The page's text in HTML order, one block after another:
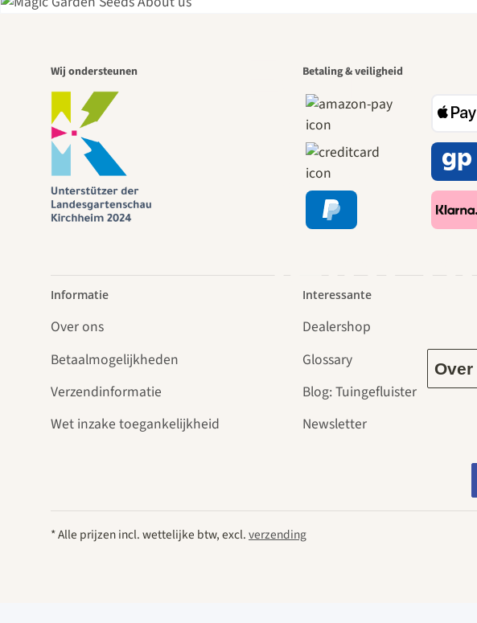
Een
leidt
Wij ondersteunen Betaling & veiligheid
Informatie
Over ons
Betaalmogelijkheden
Verzendinformatie
Wet inzake toegankelijkheid
Interessante
Dealershop
Glossary
Blog: Tuingefluister
Newsletter
* Alle prijzen incl. wettelijke btw, excl.verzending